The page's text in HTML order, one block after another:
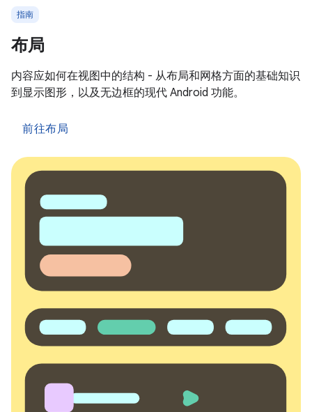
指南
布局
内容应如何在视图中的结构 - 从布局和网格方面的基础知识
到显示图形，以及无边框的现代 Android 功能。
前往布局